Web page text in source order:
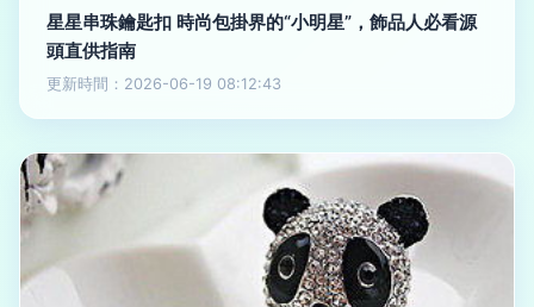
星星串珠鑰匙扣 時尚包掛界的“小明星”，飾品人必看源
頭直供指南
更新時間：2026-06-19 08:12:43